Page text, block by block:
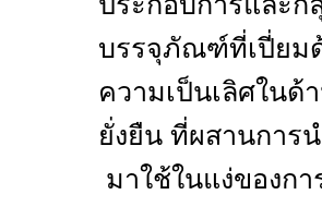
บรรจุภัณฑ์ที่เปี่ยม
ความเป็นเลิศในด้
ยั่งยืน ที่ผสานการ
มาใช้ในแง่ของก